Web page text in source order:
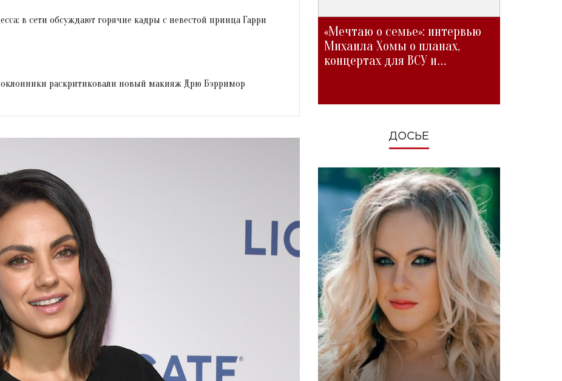
в сети обсуждают горячие кадры с невестой принца Гарри
раскритиковали новый макияж Дрю Бэрримор
«Мечтаю о семье»: интервью
Михаила Хомы о планах,
концертах для ВСУ и
ДОСЬЕ